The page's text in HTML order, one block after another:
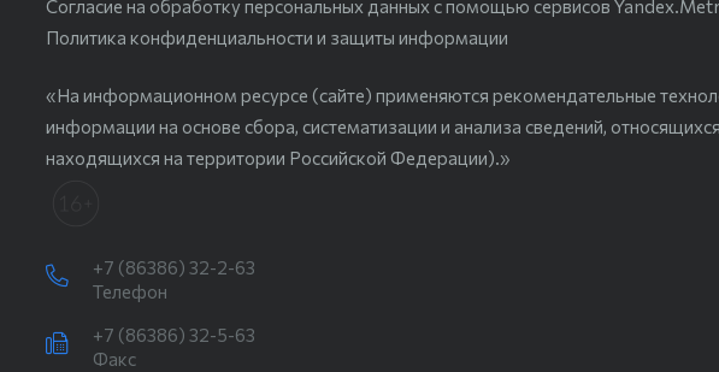
Согласие на обработку персональных данных с помощью сервисов
Политика конфиденциальности и защиты информации
«На информационном ресурсе (сайте) применяются рекомендательные
информации на основе сбора, систематизации и анализа сведений,
находящихся на территории Российской Федерации).»
+7 (86386) 32-2-63
Телефон
+7 (86386) 32-5-63
Факс